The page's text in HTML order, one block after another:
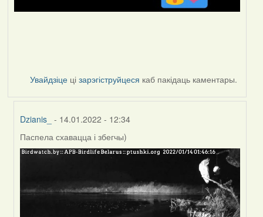
Увайдзіце цізарэгіструйцеся каб пакідаць каментары.
Dzianis_ - 14.01.2022 - 12:34
In
reply
Peregrinus
Паспела схавацца і збегчы)